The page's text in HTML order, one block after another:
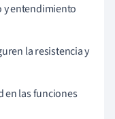
y entendimiento
la resistencia y
en las funciones